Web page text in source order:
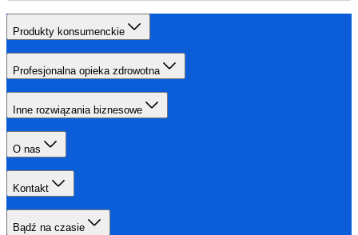
Produkty konsumenckie
Profesjonalna opieka zdrowotna
Inne rozwiązania biznesowe
O nas
Kontakt
Bądź na czasie